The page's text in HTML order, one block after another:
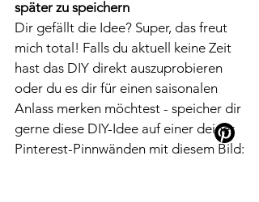
später zu speichern
Dir gefällt die Idee? Super, das freut
mich total! Falls du aktuell keine Zeit
hast das DIY direkt auszuprobieren
oder du es dir für einen saisonalen
Anlass merken möchtest - speicher dir
gerne diese DIY-Idee auf einer deiner
Pinterest-Pinnwänden mit diesem Bild: